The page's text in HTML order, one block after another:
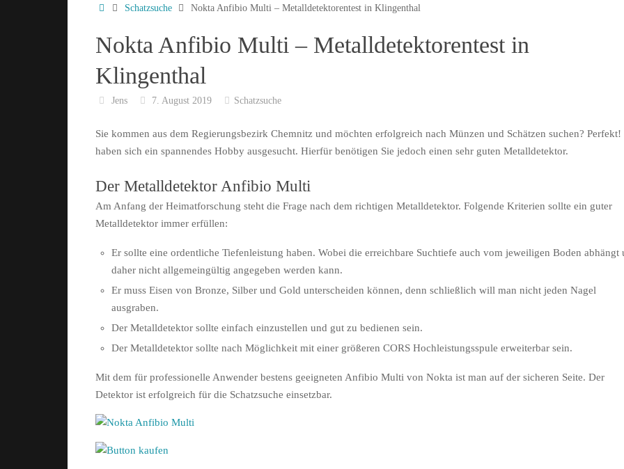
Schatzsuche Nokta Anfibio Multi – Metalldetektorentest in Klingenthal
Nokta Anfibio Multi – Metalldetektorentest in
Klingenthal
Jens 7. August 2019 Schatzsuche
Sie kommen aus dem Regierungsbezirk Chemnitz und möchten erfolgreich nach Münzen und Schätzen suchen? Perfekt!
haben sich ein spannendes Hobby ausgesucht. Hierfür benötigen Sie jedoch einen sehr guten Metalldetektor.
Der Metalldetektor Anfibio Multi
Am Anfang der Heimatforschung steht die Frage nach dem richtigen Metalldetektor. Folgende Kriterien sollte ein guter
Metalldetektor immer erfüllen:
Er sollte eine ordentliche Tiefenleistung haben. Wobei die erreichbare Suchtiefe auch vom jeweiligen Boden abhängt
daher nicht allgemeingültig angegeben werden kann.
Er muss Eisen von Bronze, Silber und Gold unterscheiden können, denn schließlich will man nicht jeden Nagel
ausgraben.
Der Metalldetektor sollte einfach einzustellen und gut zu bedienen sein.
Der Metalldetektor sollte nach Möglichkeit mit einer größeren CORS Hochleistungsspule erweiterbar sein.
Mit dem für professionelle Anwender bestens geeigneten Anfibio Multi von Nokta ist man auf der sicheren Seite. Der
Detektor ist erfolgreich für die Schatzsuche einsetzbar.